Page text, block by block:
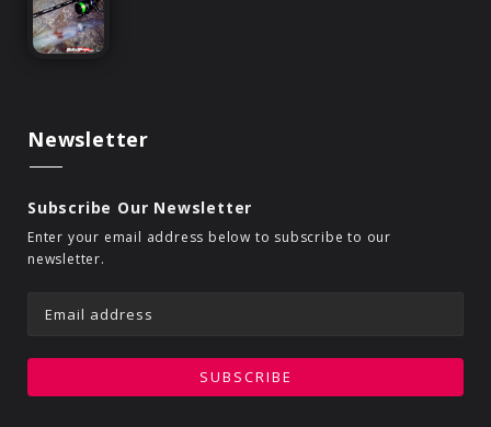
Newsletter
Subscribe Our Newsletter
Enter your email address below to subscribe to our
newsletter.